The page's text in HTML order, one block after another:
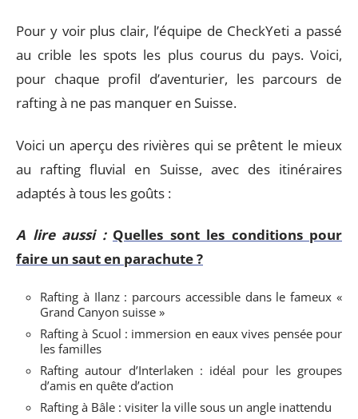
Pour y voir plus clair, l’équipe de CheckYeti a passé
au crible les spots les plus courus du pays. Voici,
pour chaque profil d’aventurier, les parcours de
rafting à ne pas manquer en Suisse.
Voici un aperçu des rivières qui se prêtent le mieux
au rafting fluvial en Suisse, avec des itinéraires
adaptés à tous les goûts :
A lire aussi : Quelles sont les conditions pour
faire un saut en parachute ?
Rafting à Ilanz : parcours accessible dans le fameux «
Grand Canyon suisse »
Rafting à Scuol : immersion en eaux vives pensée pour
les familles
Rafting autour d’Interlaken : idéal pour les groupes
d’amis en quête d’action
Rafting à Bâle : visiter la ville sous un angle inattendu